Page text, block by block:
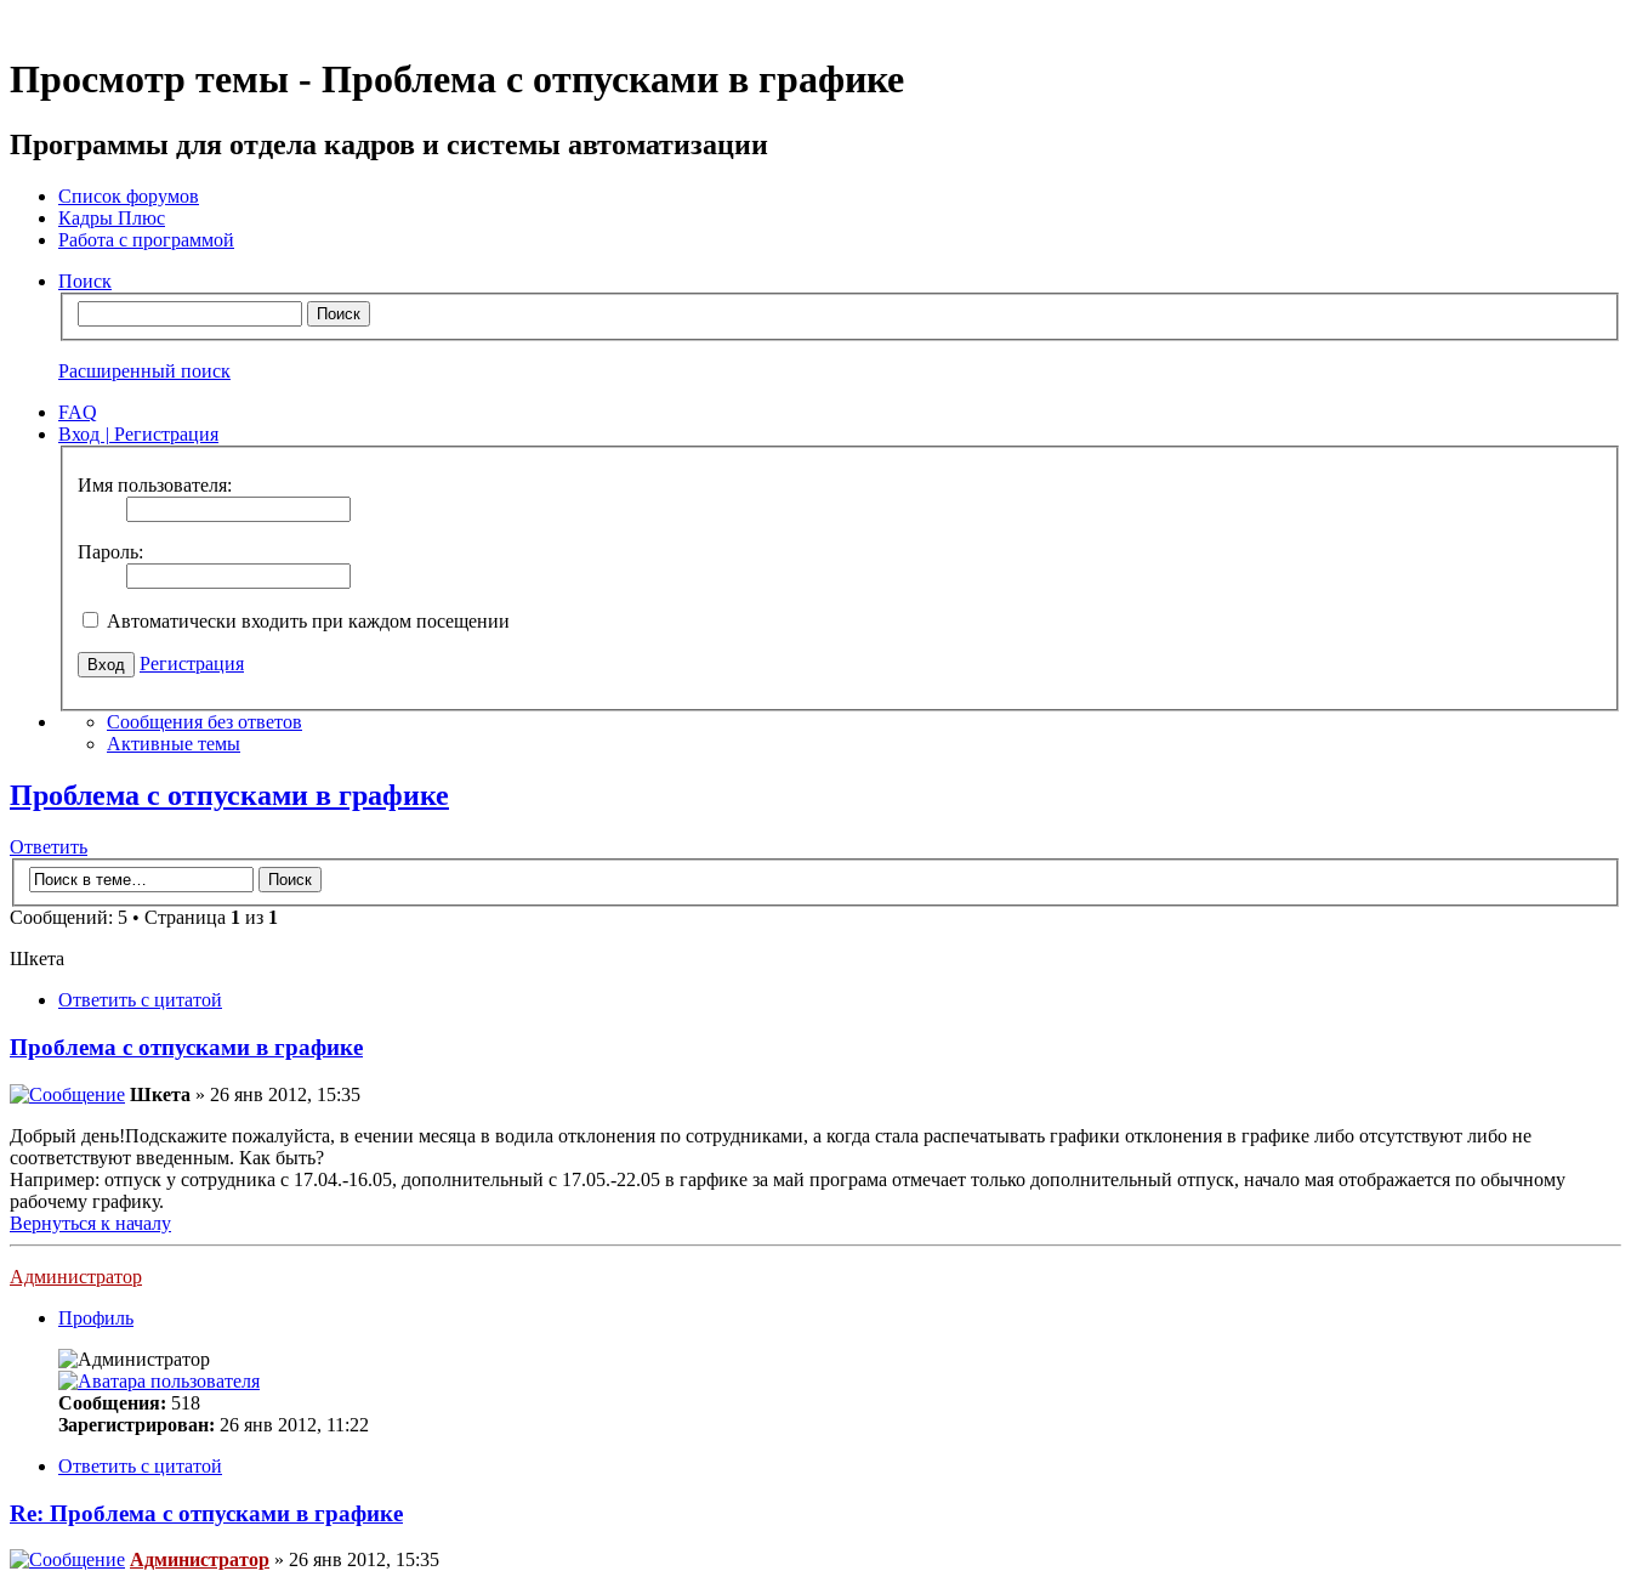
Просмотр темы - Проблема с отпусками в графике
Программы для отдела кадров и системы автоматизации
Список форумов
Кадры Плюс
Работа с программой
Поиск
Расширенный поиск
FAQ
Вход | Регистрация
Имя пользователя:
Пароль:
Автоматически входить при каждом посещении
Регистрация
Сообщения без ответов
Активные темы
Проблема с отпусками в графике
Ответить
Сообщений: 5 • Страница 1 из 1
Шкета
Ответить с цитатой
Проблема с отпусками в графике
Шкета » 26 янв 2012, 15:35
Добрый день!Подскажите пожалуйста, в ечении месяца в водила отклонения по сотрудниками, а когда стала распечатывать графики отклонения в графике либо отсутствуют либо не
соответствуют введенным. Как быть?
Например: отпуск у сотрудника с 17.04.-16.05, дополнительный с 17.05.-22.05 в гарфике за май програма отмечает только дополнительный отпуск, начало мая отображается по обычному
рабочему графику.
Вернуться к началу
Администратор
Профиль
Сообщения: 518
Зарегистрирован: 26 янв 2012, 11:22
Ответить с цитатой
Re: Проблема с отпусками в графике
Администратор » 26 янв 2012, 15:35